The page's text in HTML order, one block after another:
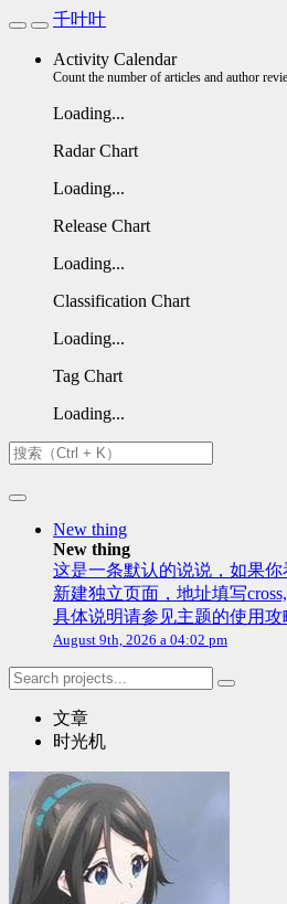
千叶叶
Activity Calendar
Count the number of articles and author
Loading...
Radar Chart
Loading...
Release Chart
Loading...
Classification Chart
Loading...
Tag Chart
Loading...
New thing
New thing
这是一条默认的说说，如果
新建独立页面，地址填写
具体说明请参见主题的使用攻
August 9th, 2026 a 04:02 pm
文章
时光机